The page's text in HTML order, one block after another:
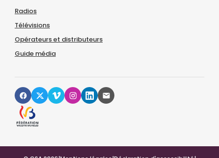
Radios
Télévisions
Opérateurs et distributeurs
Guide média